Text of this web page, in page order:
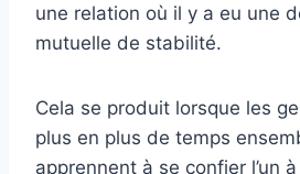
une relation où il y a eu une
mutuelle de stabilité.
Cela se produit lorsque les
plus en plus de temps
apprennent à se confier l’un à